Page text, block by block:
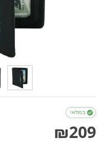
במלאי 
₪209